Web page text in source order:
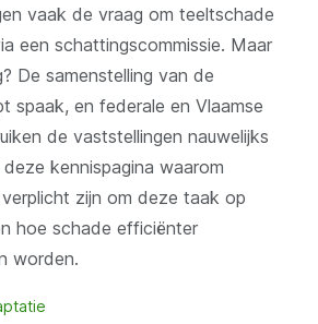
vaak de vraag om teeltschade
een schattingscommissie. Maar
De samenstelling van de
spaak, en federale en Vlaamse
de vaststellingen nauwelijks
kennispagina waarom
zijn om deze taak op
hoe schade efficiënter
worden.